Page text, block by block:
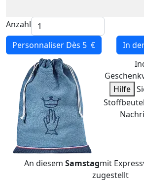
Anzahl
Personnaliser Dès 5 €
In
Hilfe
An diesem Samstagmit
zugestellt